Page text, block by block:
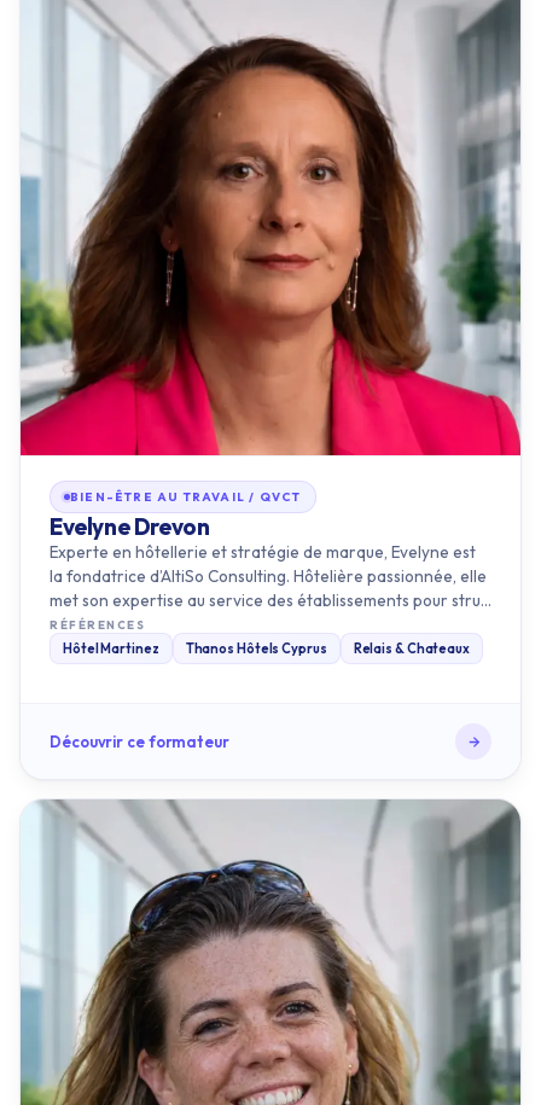
BIEN-ÊTRE AU TRAVAIL / QVCT
Evelyne Drevon
Experte en hôtellerie et stratégie de marque, Evelyne est
la fondatrice d’AltiSo Consulting. Hôtelière passionnée, elle
met son expertise au service des établissements pour stru…
RÉFÉRENCES
Hôtel Martinez Thanos Hôtels Cyprus Relais & Chateaux